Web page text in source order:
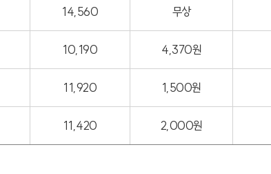
14,560 무상
10,190 4,370원
11,920 1,500원
11,420 2,000원